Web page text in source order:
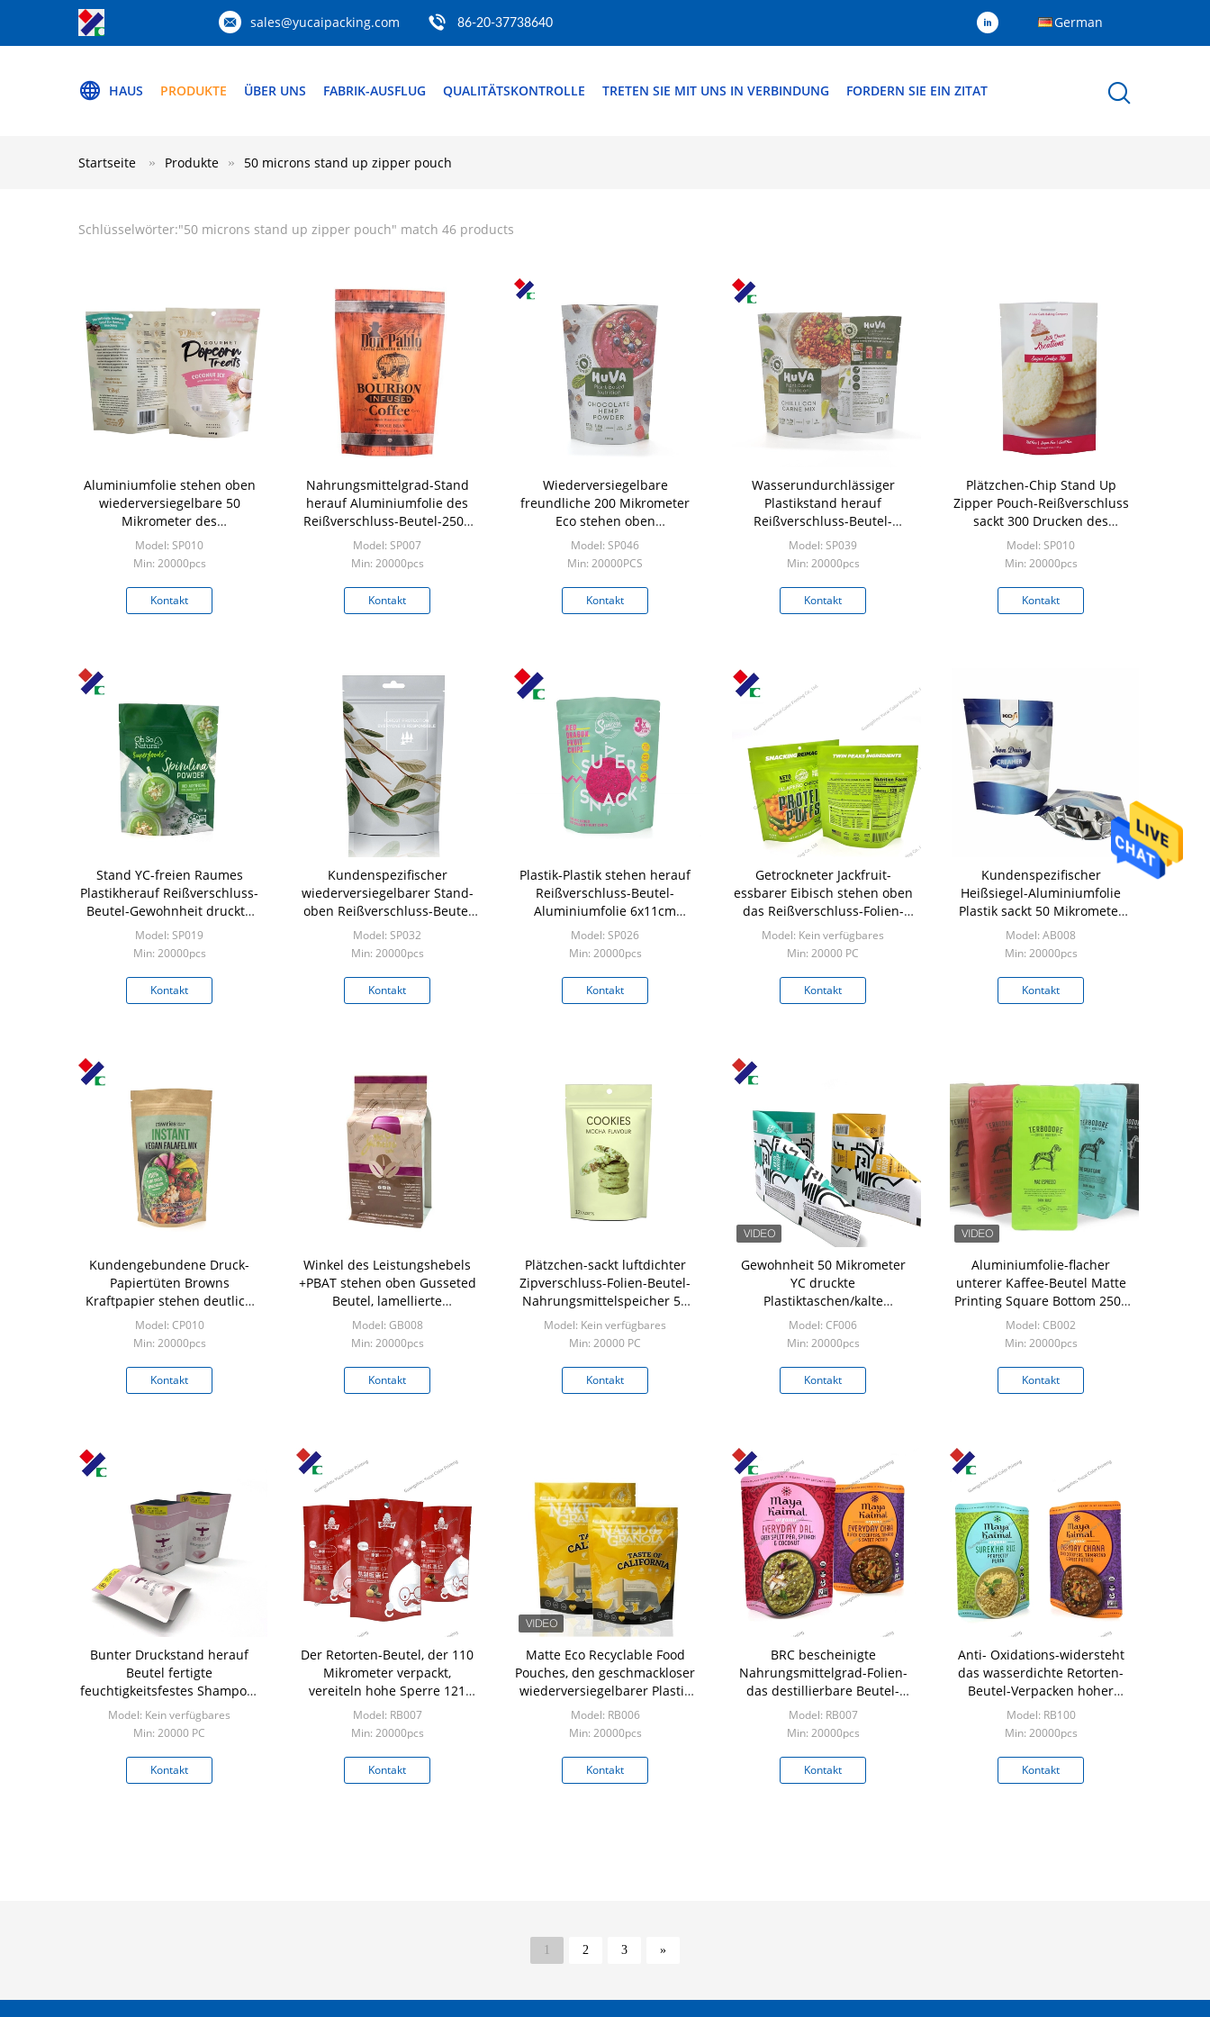
sales@yucaipacking.com 86-20-37738640 German
HAUS PRODUKTE ÜBER UNS FABRIK-AUSFLUG QUALITÄTSKONTROLLE TRETEN SIE MIT UNS IN VERBINDUNG FORDERN SIE EIN ZITAT
Startseite Produkte 50 microns stand up zipper pouch
Schlüsselwörter:"50 microns stand up zipper pouch" match 46 products
Aluminiumfolie stehen oben
wiederversiegelbare 50
Mikrometer des
Reißverschluss-Beutels-
Heißsiegels für Imbiss-
Popcorn
Model: SP010
Min: 20000pcs
Kontakt
Nahrungsmittelgrad-Stand
herauf Aluminiumfolie des
Reißverschluss-Beutel-250g
50 Mikrometer für das Kaffee-
Verpacken
Model: SP007
Min: 20000pcs
Kontakt
Wiederversiegelbare
freundliche 200 Mikrometer
Eco stehen oben
Reißverschluss-Beutel
Model: SP046
Min: 20000PCS
Kontakt
Wasserundurchlässiger
Plastikstand herauf
Reißverschluss-Beutel-
Aluminiumfolie-
Nahrungsmitteltaschen
Model: SP039
Min: 20000pcs
Kontakt
Plätzchen-Chip Stand Up
Zipper Pouch-Reißverschluss
sackt 300 Drucken des
Mikrometer-CMYK ein
Model: SP010
Min: 20000pcs
Kontakt
Stand YC-freien Raumes
Plastikherauf Reißverschluss-
Beutel-Gewohnheit druckte
CPST für Imbiss-Nüsse
Model: SP019
Min: 20000pcs
Kontakt
Kundenspezifischer
wiederversiegelbarer Stand-
oben Reißverschluss-Beutel
für Süßigkeits-Imbiss-Geruch
prüfen Plastik-Taschen
Model: SP032
Min: 20000pcs
Kontakt
Plastik-Plastik stehen herauf
Reißverschluss-Beutel-
Aluminiumfolie 6x11cm
8x11cm 100 Mikrometer
Model: SP026
Min: 20000pcs
Kontakt
Getrockneter Jackfruit-
essbarer Eibisch stehen oben
das Reißverschluss-Folien-
Beutel-Verpacken der
Lebensmittel 100g
Model: Kein verfügbares
Min: 20000 PC
Kontakt
Kundenspezifischer
Heißsiegel-Aluminiumfolie
Plastik sackt 50 Mikrometer
mit Riss-Kerbe ein
Model: AB008
Min: 20000pcs
Kontakt
Kundengebundene Druck-
Papiertüten Browns
Kraftpapier stehen deutlich
oben die Beutel 50
Mikrometer biologisch
abbaubar
Model: CP010
Min: 20000pcs
Kontakt
Winkel des Leistungshebels
+PBAT stehen oben Gusseted
Beutel, lamellierte
Kraftpapier-Papiertüten
200microns
Model: GB008
Min: 20000pcs
Kontakt
Plätzchen-sackt luftdichter
Zipverschluss-Folien-Beutel-
Nahrungsmittelspeicher 50
100 150 Gramm ein
Model: Kein verfügbares
Min: 20000 PC
Kontakt
Gewohnheit 50 Mikrometer
YC druckte
Plastiktaschen/kalte
Dichtungs-
Plastikverpackungsfolie mit
Model: CF006
Min: 20000pcs
Kontakt
Aluminiumfolie-flacher
unterer Kaffee-Beutel Matte
Printing Square Bottom 250g
500g 200 Mikrometer
Model: CB002
Min: 20000pcs
Kontakt
Bunter Druckstand herauf
Beutel fertigte
feuchtigkeitsfestes Shampoo-
Verpackentaschen besonders
an
Model: Kein verfügbares
Min: 20000 PC
Kontakt
Der Retorten-Beutel, der 110
Mikrometer verpackt,
vereiteln hohe Sperre 121
Grad Widerstand-
Model: RB007
Min: 20000pcs
Kontakt
Matte Eco Recyclable Food
Pouches, den geschmackloser
wiederversiegelbarer Plastik
sackt steht oben, 150 mic ein
Model: RB006
Min: 20000pcs
Kontakt
BRC bescheinigte
Nahrungsmittelgrad-Folien-
das destillierbare Beutel-
Verpacken
Model: RB007
Min: 20000pcs
Kontakt
Anti- Oxidations-widersteht
das wasserdichte Retorten-
Beutel-Verpacken hoher
Temperatur
Model: RB100
Min: 20000pcs
Kontakt
1 2 3 »